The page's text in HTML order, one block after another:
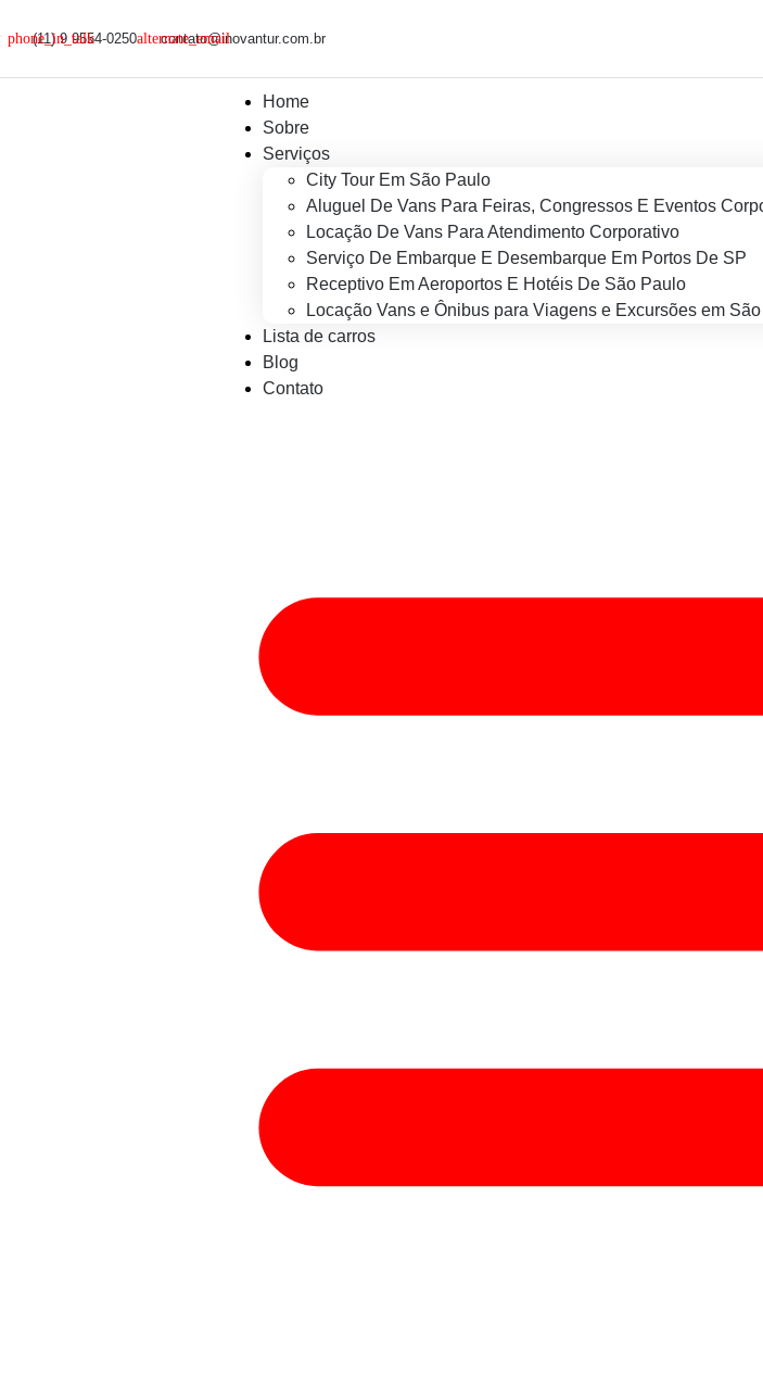
(11) 9 9554-0250 contato@inovantur.com.br
Home
Sobre
Serviços
City Tour Em São Paulo
Aluguel De Vans Para Feiras, Congressos E Eventos
Locação De Vans Para Atendimento Corporativo
Serviço De Embarque E Desembarque Em Portos De SP
Receptivo Em Aeroportos E Hotéis De São Paulo
Locação Vans e Ônibus para Viagens e Excursões em
Lista de carros
Blog
Contato